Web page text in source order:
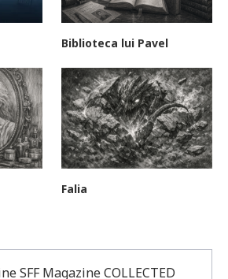
Biblioteca lui Pavel
Falia